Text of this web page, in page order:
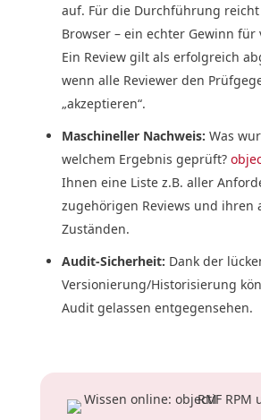
auf. Für die Durchführung reicht
Browser – ein echter Gewinn für
Ein Review gilt als erfolgreich
wenn alle Reviewer den
„akzeptieren“.
Maschineller Nachweis: Was
welchem Ergebnis geprüft?
Ihnen eine Liste z.B. aller
zugehörigen Reviews und ihren
Zuständen.
Audit-Sicherheit: Dank der
Versionierung/Historisierung
Audit gelassen entgegensehen.